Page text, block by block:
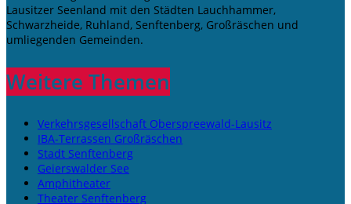
Lausitzer Seenland mit den Städten Lauchhammer,
Schwarzheide, Ruhland, Senftenberg, Großräschen und
umliegenden Gemeinden.
Weitere Themen
Verkehrsgesellschaft Oberspreewald-Lausitz
IBA-Terrassen Großräschen
Stadt Senftenberg
Geierswalder See
Amphitheater
Theater Senftenberg